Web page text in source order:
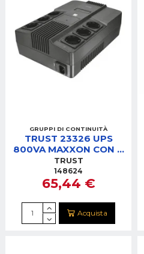
GRUPPI DI CONTINUITÀ
TRUST 23326 UPS
800VA MAXXON CON 6
PRESE
TRUST
148624
65,44 €
Acquista